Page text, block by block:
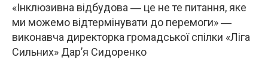
«Інклюзивна відбудова ― це не те питання, яке
ми можемо відтермінувати до перемоги» ―
виконавча директорка громадської спілки «Ліга
Сильних» Дар’я Сидоренко